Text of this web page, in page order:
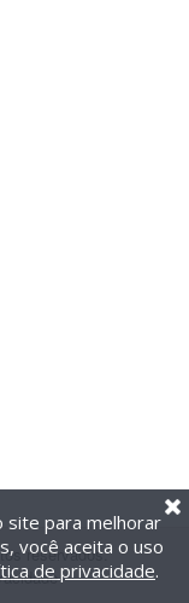
reservados.
site para melhorar
você aceita o uso
de privacidade.